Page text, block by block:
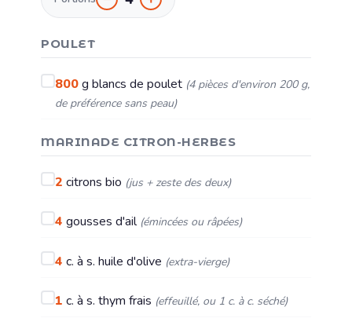
POULET
800g blancs de poulet (4 pièces d'environ 200 g,
de préférence sans peau)
MARINADE CITRON-HERBES
2 citrons bio (jus + zeste des deux)
4 gousses d'ail (émincées ou râpées)
4 c. à s. huile d'olive (extra-vierge)
1 c. à s. thym frais (effeuillé, ou 1 c. à c. séché)